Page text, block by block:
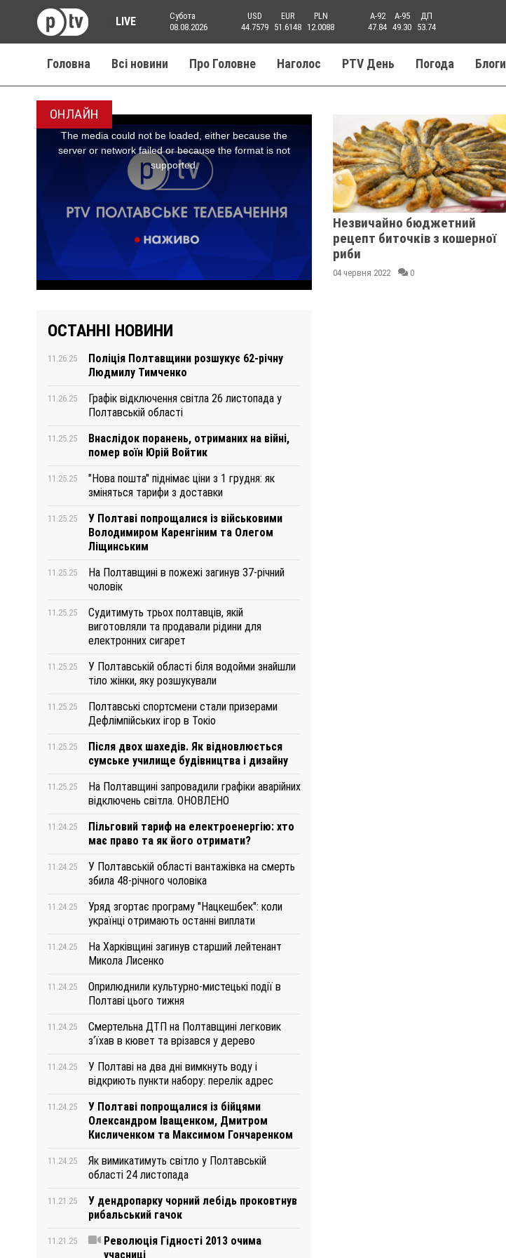
LIVE
Субота
08.08.2026
USD
44.7579
EUR
51.6148
PLN
12.0088
A-92
47.84
A-95
49.30
ДП
53.74
Головна Всі новини Про Головне Наголос PTV День Погода Блоги
ОНЛАЙН
ОСТАННІ НОВИНИ
11.26.25
Поліція Полтавщини розшукує 62-річну
Людмилу Тимченко
11.26.25
Графік відключення світла 26 листопада у
Полтавській області
11.25.25
Внаслідок поранень, отриманих на війні,
помер воїн Юрій Войтик
11.25.25
"Нова пошта" піднімає ціни з 1 грудня: як
зміняться тарифи з доставки
11.25.25
У Полтаві попрощалися із військовими
Володимиром Каренгіним та Олегом
Ліщинським
11.25.25
На Полтавщині в пожежі загинув 37-річний
чоловік
11.25.25
Судитимуть трьох полтавців, якій
виготовляли та продавали рідини для
електронних сигарет
11.25.25
У Полтавській області біля водойми знайшли
тіло жінки, яку розшукували
11.25.25
Полтавські спортсмени стали призерами
Дефлімпійських ігор в Токіо
11.25.25
Після двох шахедів. Як відновлюється
сумське училище будівництва і дизайну
11.25.25
На Полтавщині запровадили графіки аварійних
відключень світла. ОНОВЛЕНО
11.24.25
Пільговий тариф на електроенергію: хто
має право та як його отримати?
11.24.25
У Полтавській області вантажівка на смерть
збила 48-річного чоловіка
11.24.25
Уряд згортає програму "Нацкешбек": коли
українці отримають останні виплати
11.24.25
На Харківщині загинув старший лейтенант
Микола Лисенко
11.24.25
Оприлюднили культурно-мистецькі події в
Полтаві цього тижня
11.24.25
Смертельна ДТП на Полтавщині легковик
з‘їхав в кювет та врізався у дерево
11.24.25
У Полтаві на два дні вимкнуть воду і
відкриють пункти набору: перелік адрес
11.24.25
У Полтаві попрощалися із бійцями
Олександром Іващенком, Дмитром
Кисличенком та Максимом Гончаренком
11.24.25
Як вимикатимуть світло у Полтавській
області 24 листопада
11.21.25
У дендропарку чорний лебідь проковтнув
рибальський гачок
11.21.25
Революція Гідності 2013 очима
учасниці
Незвичайно бюджетний
рецепт биточків з кошерної
риби
04 червня 2022 0